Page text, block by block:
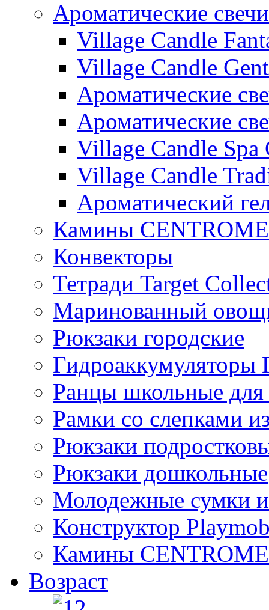
Ароматические
Village Candle
Village Candle
Ароматические
Ароматические
Village Candle Spa
Village Candle
Ароматический
Камины
Конвекторы
Тетради Target
Маринованный
Рюкзаки городские
Ранцы школьные
Рамки со слепками
Рюкзаки
Рюкзаки дошкольные
Молодежные сумки
Конструктор
Камины
Возраст